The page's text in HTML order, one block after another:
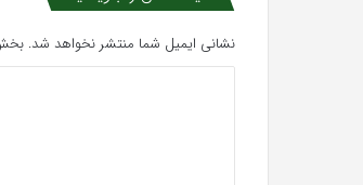
نشانی ایمیل شما منتشر نخواهد شد.